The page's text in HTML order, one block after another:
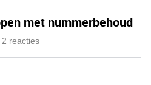
met nummerbehoud
2 reacties